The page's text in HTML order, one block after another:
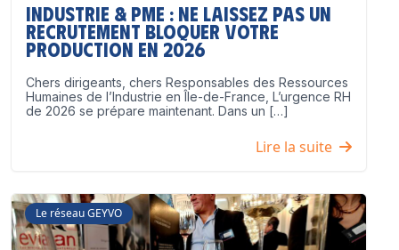
Industrie & PME : ne laissez pas un
recrutement bloquer votre
production en 2026
Chers dirigeants, chers Responsables des Ressources
Humaines de l’Industrie en Île-de-France, L’urgence RH
de 2026 se prépare maintenant. Dans un […]
Lire la suite
Le réseau GEYVO